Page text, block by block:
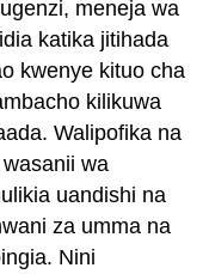
meneja wa
katika jitihada
kwenye kituo cha
kilikuwa
Walipofika na
wa
uandishi na
za umma na
Nini